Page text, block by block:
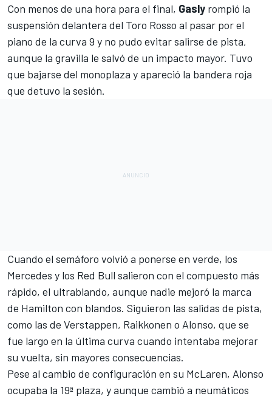
Con menos de una hora para el final, Gasly rompió la
suspensión delantera del Toro Rosso al pasar por el
piano de la curva 9 y no pudo evitar salirse de pista,
aunque la gravilla le salvó de un impacto mayor. Tuvo
que bajarse del monoplaza y apareció la bandera roja
que detuvo la sesión.
Cuando el semáforo volvió a ponerse en verde, los
Mercedes y los Red Bull salieron con el compuesto más
rápido, el ultrablando, aunque nadie mejoró la marca
de Hamilton con blandos. Siguieron las salidas de pista,
como las de Verstappen, Raikkonen o Alonso, que se
fue largo en la última curva cuando intentaba mejorar
su vuelta, sin mayores consecuencias.
Pese al cambio de configuración en su McLaren, Alonso
ocupaba la 19ª plaza, y aunque cambió a neumáticos